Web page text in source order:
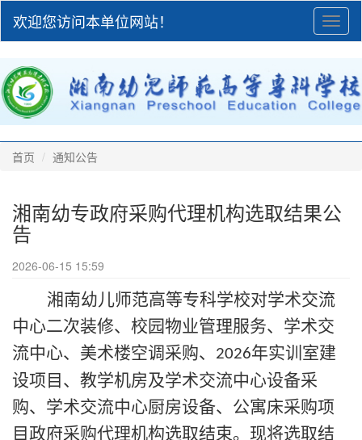
欢迎您访问本单位网站！
首页 通知公告
湘南幼专政府采购代理机构选取结果公
告
2026-06-15 15:59
湘南幼儿师范高等专科学校对学术交流
中心二次装修、校园物业管理服务、学术交
流中心、美术楼空调采购、
2026年实训室建
设项目、教学机房及学术交流中心设备采
购、学术交流中心厨房设备、公寓床采购项
目政府采购代理机构选取结束。现将选取结